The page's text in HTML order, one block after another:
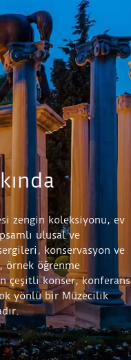
zengin koleksiyonu, ev
ulusal ve
konservasyon ve
örnek öğrenme
çeşitli konser, konferans
yönlü bir Müzecilik